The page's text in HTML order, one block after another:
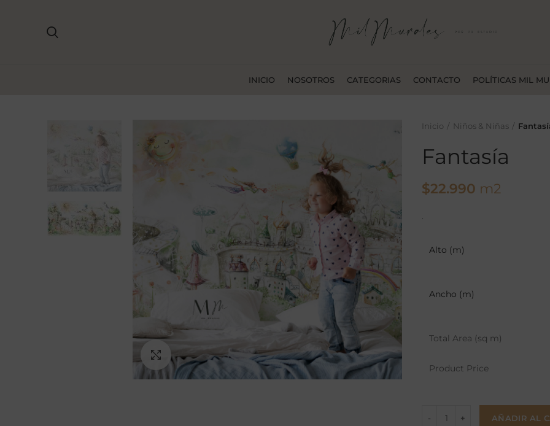
INICIO NOSOTROS CATEGORIAS CONTACTO POLÍTICAS MIL
Ampliar
Inicio Niños & Niñas
Fantasía
$22.990 m2
.
Alto (m)
Ancho (m)
Total Area (sq m)
Product Price
AÑADIR AL